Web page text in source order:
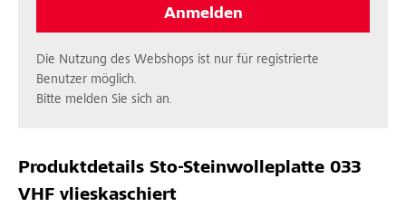
Anmelden
Die Nutzung des Webshops ist nur für registrierte
Benutzer möglich.
Bitte melden Sie sich an.
Produktdetails Sto-Steinwolleplatte 033
VHF vlieskaschiert